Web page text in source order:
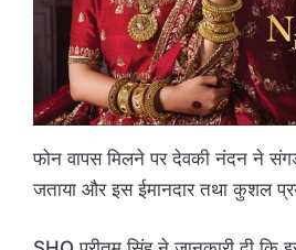
फोन वापस मिलने पर देवकी नंदन ने
जताया और इस ईमानदार तथा कुशल